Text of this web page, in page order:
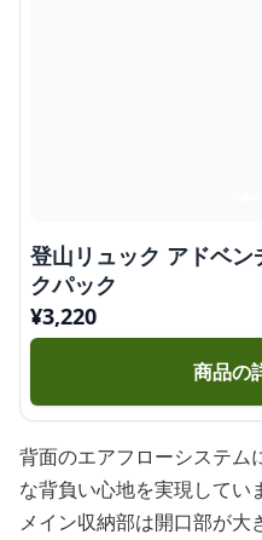
登山リュック アドベ
クパック
¥3,220
商品の
背面のエアフローシステム
な背負い心地を実現してい
メイン収納部は開口部が大